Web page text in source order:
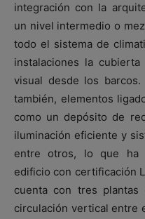
integración con la
un nivel intermedio o
todo el sistema de
instalaciones la
visual desde los barcos.
también, elementos
como un depósito de
iluminación eficiente y
entre otros, lo que ha
edificio con certificación
cuenta con tres plantas
circulación vertical entre